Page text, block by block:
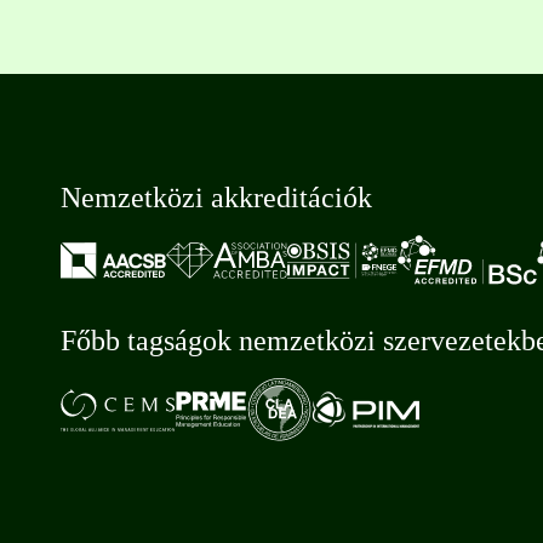
Nemzetközi akkreditációk
Főbb tagságok nemzetközi